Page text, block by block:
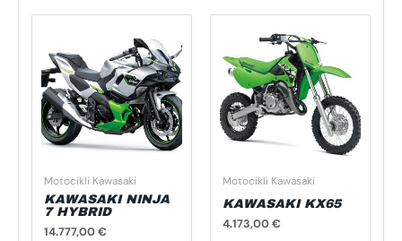
Motocikli Kawasaki
KAWASAKI NINJA
7 HYBRID
14.777,00€
Motocikli Kawasaki
KAWASAKI KX65
4.173,00€